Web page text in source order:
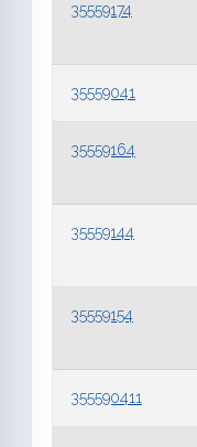
35559174
35559041
35559164
35559144
35559154
355590411